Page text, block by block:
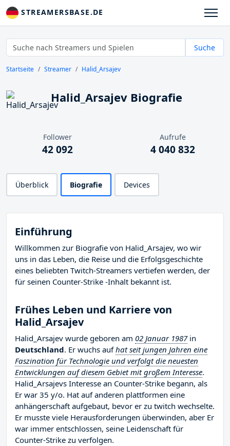
STREAMERSBASE.DE
Suche
Startseite Streamer Halid_Arsajev
Halid_Arsajev Biografie
Follower
42 092
Aufrufe
4 040 832
Überblick Biografie Devices
Einführung
Willkommen zur Biografie von Halid_Arsajev, wo wir
uns in das Leben, die Reise und die Erfolgsgeschichte
eines beliebten Twitch-Streamers vertiefen werden, der
für seinen Counter-Strike -Inhalt bekannt ist.
Frühes Leben und Karriere von
Halid_Arsajev
Halid_Arsajev wurde geboren am 02 Januar 1987in
Deutschland. Er wuchs aufhat seit jungen Jahren eine
Faszination für Technologie und verfolgt die neuesten
Entwicklungen auf diesem Gebiet mit großem Interesse.
Halid_Arsajevs Interesse an Counter-Strike begann, als
Er war 35 y/o. Hat auf anderen plattformen eine
anhängerschaft aufgebaut, bevor er zu twitch wechselte.
Er musste viele Herausforderungen überwinden, aber Er
war immer entschlossen, seine Leidenschaft für
Counter-Strike zu verfolgen.